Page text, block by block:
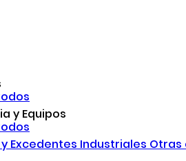
y Equipos
Excedentes Industriales Otras